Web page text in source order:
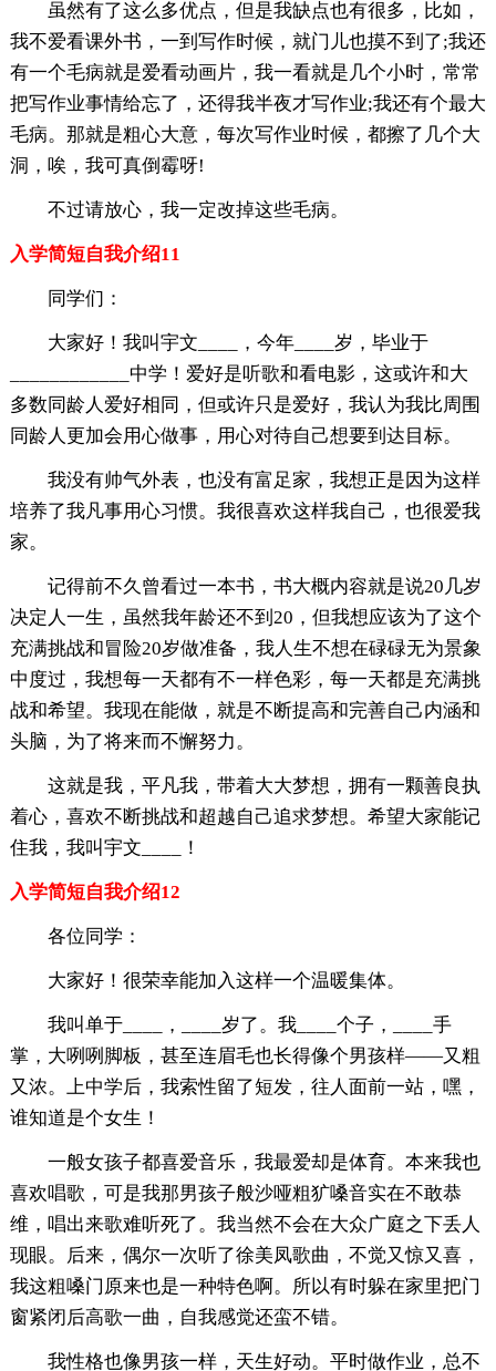
虽然有了这么多优点，但是我缺点也有很多，比如，
我不爱看课外书，一到写作时候，就门儿也摸不到了;我还
有一个毛病就是爱看动画片，我一看就是几个小时，常常
把写作业事情给忘了，还得我半夜才写作业;我还有个最大
毛病。那就是粗心大意，每次写作业时候，都擦了几个大
洞，唉，我可真倒霉呀!
不过请放心，我一定改掉这些毛病。
入学简短自我介绍11
同学们：
大家好！我叫宇文____，今年____岁，毕业于
____________中学！爱好是听歌和看电影，这或许和大
多数同龄人爱好相同，但或许只是爱好，我认为我比周围
同龄人更加会用心做事，用心对待自己想要到达目标。
我没有帅气外表，也没有富足家，我想正是因为这样
培养了我凡事用心习惯。我很喜欢这样我自己，也很爱我
家。
记得前不久曾看过一本书，书大概内容就是说20几岁
决定人一生，虽然我年龄还不到20，但我想应该为了这个
充满挑战和冒险20岁做准备，我人生不想在碌碌无为景象
中度过，我想每一天都有不一样色彩，每一天都是充满挑
战和希望。我现在能做，就是不断提高和完善自己内涵和
头脑，为了将来而不懈努力。
这就是我，平凡我，带着大大梦想，拥有一颗善良执
着心，喜欢不断挑战和超越自己追求梦想。希望大家能记
住我，我叫宇文____！
入学简短自我介绍12
各位同学：
大家好！很荣幸能加入这样一个温暖集体。
我叫单于____，____岁了。我____个子，____手
掌，大咧咧脚板，甚至连眉毛也长得像个男孩样——又粗
又浓。上中学后，我索性留了短发，往人面前一站，嘿，
谁知道是个女生！
一般女孩子都喜爱音乐，我最爱却是体育。本来我也
喜欢唱歌，可是我那男孩子般沙哑粗犷嗓音实在不敢恭
维，唱出来歌难听死了。我当然不会在大众广庭之下丢人
现眼。后来，偶尔一次听了徐美凤歌曲，不觉又惊又喜，
我这粗嗓门原来也是一种特色啊。所以有时躲在家里把门
窗紧闭后高歌一曲，自我感觉还蛮不错。
我性格也像男孩一样，天生好动。平时做作业，总不